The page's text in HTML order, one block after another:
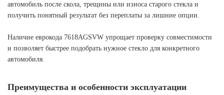
автомобиль после скола, трещины или износа старого стекла и
получить понятный результат без переплаты за лишние опции.
Наличие еврокода 7618AGSVW упрощает проверку совместимости
и позволяет быстрее подобрать нужное стекло для конкретного
автомобиля.
Преимущества и особенности эксплуатации